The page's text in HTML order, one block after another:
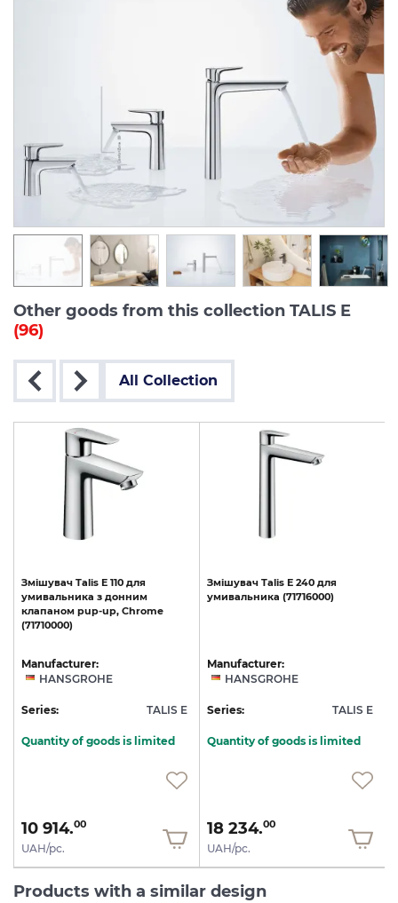
Other goods from this collection TALIS E
(96)
All Collection
Змішувач Talis E 110 для
умивальника з донним
клапаном pup-up, Chrome
(71710000)
Manufacturer:
HANSGROHE
Series: TALIS E
Quantity of goods is limited
10 914.00
UAH/pc.
Змішувач Talis E 240 для
умивальника (71716000)
Manufacturer:
HANSGROHE
Series: TALIS E
Quantity of goods is limited
18 234.00
UAH/pc.
Products with a similar design